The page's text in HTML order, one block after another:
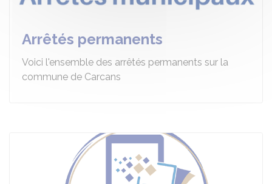
Arrêtés permanents
Voici l'ensemble des arrêtés permanents sur la
commune de Carcans